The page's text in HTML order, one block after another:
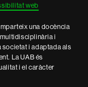
web
una docència
i
societat i adaptada als
La UAB és
i el caràcter